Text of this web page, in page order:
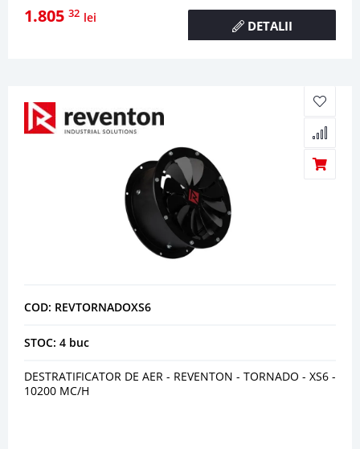
1.805 32 lei
DETALII
COD: REVTORNADOXS6
STOC: 4 buc
DESTRATIFICATOR DE AER - REVENTON - TORNADO - XS6 -
10200 MC/H